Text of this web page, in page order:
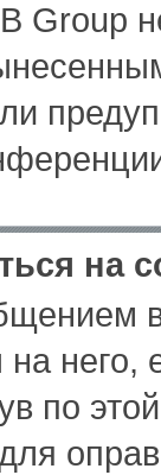
Group
на
него,
по